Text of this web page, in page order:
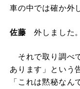
車の中では確か外
佐藤外しました。
それで取り調べ
あります」という
「これは黙秘な